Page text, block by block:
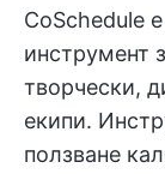
CoSchedule
инструмент
творчески,
екипи.
ползване